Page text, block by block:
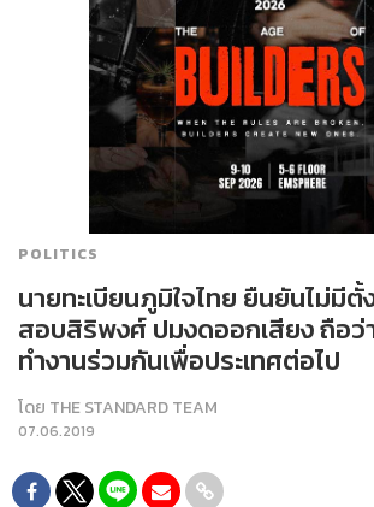
POLITICS
นายทะเบียนภูมิใจไทย ยืนยันไม่มี
สอบสิริพงศ์ ปมงดออกเสียง ถือว่
ทำงานร่วมกันเพื่อประเทศต่อไป
โดย THE STANDARD TEAM
07.06.2019